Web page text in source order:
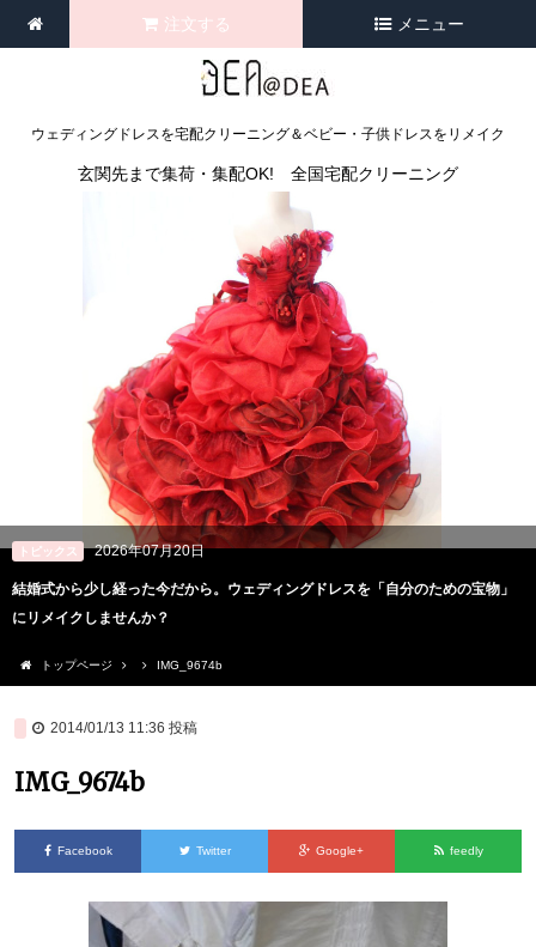
ウェディングドレスを宅配クリーニング＆ベビー・子供ドレスをリメイク
注文する メニュー
玄関先まで集荷・集配OK! 全国宅配クリーニング
トピックス 2026年07月20日
結婚式から少し経った今だから。ウェディングドレスを「自分のための宝物」
にリメイクしませんか？
トップページ IMG_9674b
2014/01/13 11:36 投稿
IMG_9674b
Facebook Twitter Google+ feedly